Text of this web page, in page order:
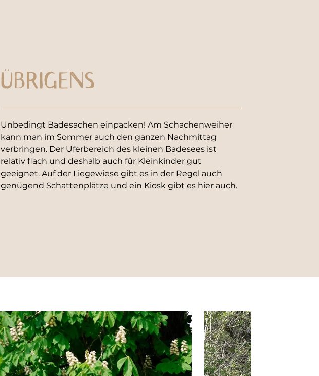
ÜBRIGENS
Unbedingt Badesachen einpacken! Am Schachenweiher
kann man im Sommer auch den ganzen Nachmittag
verbringen. Der Uferbereich des kleinen Badesees ist
relativ flach und deshalb auch für Kleinkinder gut
geeignet. Auf der Liegewiese gibt es in der Regel auch
genügend Schattenplätze und ein Kiosk gibt es hier auch.